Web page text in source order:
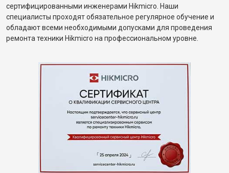
сертифицированными инженерами Hikmicro. Наши
специалисты проходят обязательное регулярное обучение и
обладают всеми необходимыми допусками для проведения
ремонта техники Hikmicro на профессиональном уровне.